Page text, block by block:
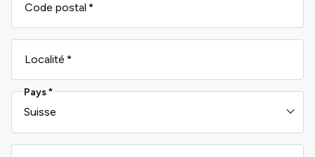
Code postal
Localité
Pays